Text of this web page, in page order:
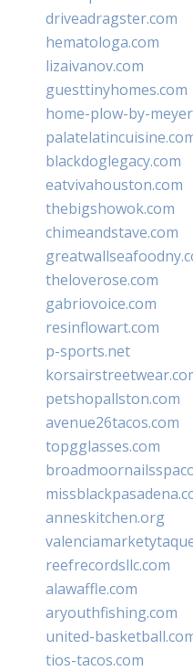
driveadragster.com
hematologa.com
lizaivanov.com
guesttinyhomes.com
home-plow-by-
blackdoglegacy.com
eatvivahouston.com
thebigshowok.com
chimeandstave.com
theloverose.com
gabriovoice.com
resinflowart.com
p-sports.net
petshopallston.com
avenue26tacos.com
topgglasses.com
anneskitchen.org
reefrecordsllc.com
alawaffle.com
aryouthfishing.com
united-
tios-tacos.com